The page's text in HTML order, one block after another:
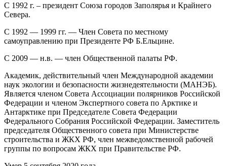
С 1992 г. – президент Союза городов Заполярья и Крайнего
Севера.
С 1992 — 1999 гг. — Член Совета по местному
самоуправлению при Президенте РФ Б.Ельцине.
С 2009 — н.в. — член Общественной палаты РФ.
Академик, действительный член Международной академии
наук экологии и безопасности жизнедеятельности (МАНЭБ).
Является членом Совета Ассоциации полярников Российской
Федерации и членом Экспертного совета по Арктике и
Антарктике при Председателе Совета Федерации
Федерального Собрания Российской Федерации. Заместитель
председателя Общественного совета при Министерстве
строительства и ЖКХ РФ, член межведомственной рабочей
группы по вопросам ЖКХ при Правительстве РФ.